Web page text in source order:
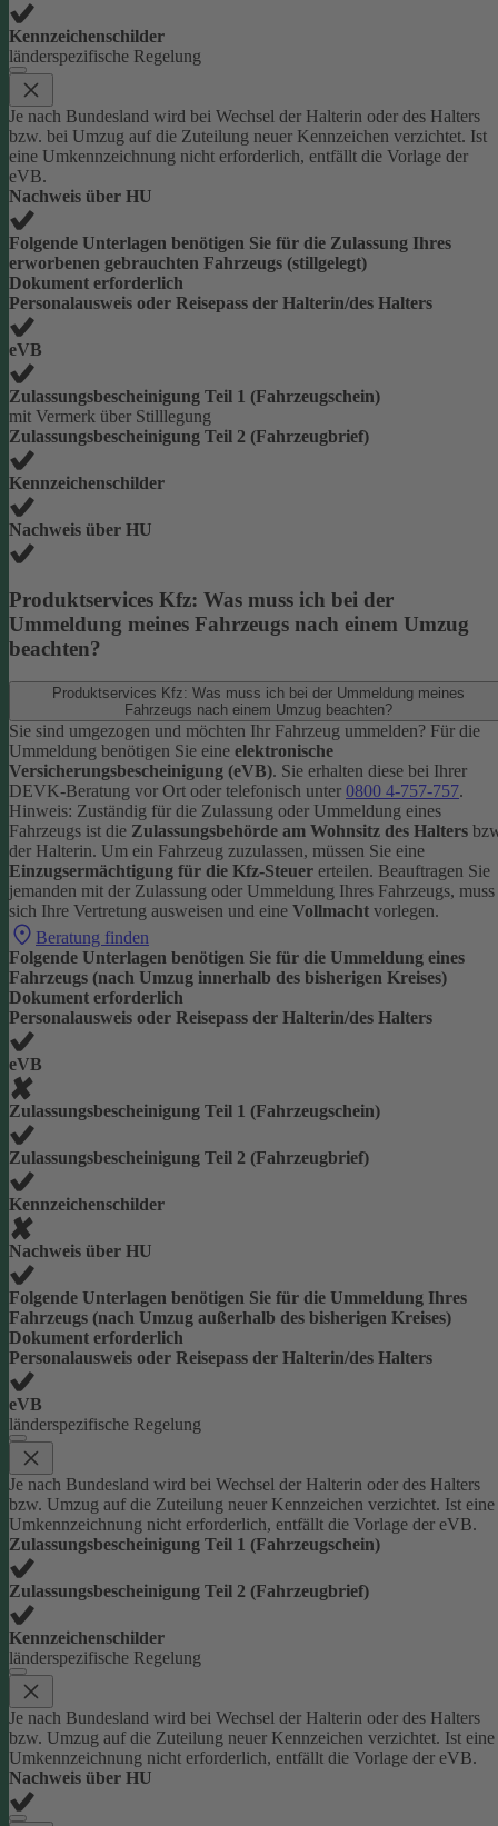
Kennzeichenschilder
länderspezifische Regelung
Je nach Bundesland wird bei Wechsel der Halterin oder des Halters
bzw. bei Umzug auf die Zuteilung neuer Kennzeichen verzichtet. Ist
eine Umkennzeichnung nicht erforderlich, entfällt die Vorlage der
eVB.
Nachweis über HU
Folgende Unterlagen benötigen Sie für die Zulassung Ihres
erworbenen gebrauchten Fahrzeugs (stillgelegt)
Dokument erforderlich
Personalausweis oder Reisepass der Halterin/des Halters
eVB
Zulassungsbescheinigung Teil 1 (Fahrzeugschein)
mit Vermerk über Stilllegung
Zulassungsbescheinigung Teil 2 (Fahrzeugbrief)
Kennzeichenschilder
Nachweis über HU
Produktservices Kfz: Was muss ich bei der
Ummeldung meines Fahrzeugs nach einem Umzug
beachten?
Produktservices Kfz: Was muss ich bei der Ummeldung meines
Fahrzeugs nach einem Umzug beachten?
Sie sind umgezogen und möchten Ihr Fahrzeug ummelden? Für die
Ummeldung benötigen Sie eine elektronische
Versicherungsbescheinigung (eVB). Sie erhalten diese bei Ihrer
DEVK-Beratung vor Ort oder telefonisch unter 0800 4-757-757.
Hinweis: Zuständig für die Zulassung oder Ummeldung eines
Fahrzeugs ist die Zulassungsbehörde am Wohnsitz des Halters
der Halterin. Um ein Fahrzeug zuzulassen, müssen Sie eine
Einzugsermächtigung für die Kfz-Steuer erteilen. Beauftragen Sie
jemanden mit der Zulassung oder Ummeldung Ihres Fahrzeugs, muss
sich Ihre Vertretung ausweisen und eine Vollmacht vorlegen.
Beratung finden
Folgende Unterlagen benötigen Sie für die Ummeldung eines
Fahrzeugs (nach Umzug innerhalb des bisherigen Kreises)
Dokument erforderlich
Personalausweis oder Reisepass der Halterin/des Halters
eVB
Zulassungsbescheinigung Teil 1 (Fahrzeugschein)
Zulassungsbescheinigung Teil 2 (Fahrzeugbrief)
Kennzeichenschilder
Nachweis über HU
Folgende Unterlagen benötigen Sie für die Ummeldung Ihres
Fahrzeugs (nach Umzug außerhalb des bisherigen Kreises)
Dokument erforderlich
Personalausweis oder Reisepass der Halterin/des Halters
eVB
länderspezifische Regelung
Je nach Bundesland wird bei Wechsel der Halterin oder des Halters
bzw. Umzug auf die Zuteilung neuer Kennzeichen verzichtet. Ist eine
Umkennzeichnung nicht erforderlich, entfällt die Vorlage der eVB.
Zulassungsbescheinigung Teil 1 (Fahrzeugschein)
Zulassungsbescheinigung Teil 2 (Fahrzeugbrief)
Kennzeichenschilder
länderspezifische Regelung
Je nach Bundesland wird bei Wechsel der Halterin oder des Halters
bzw. Umzug auf die Zuteilung neuer Kennzeichen verzichtet. Ist eine
Umkennzeichnung nicht erforderlich, entfällt die Vorlage der eVB.
Nachweis über HU